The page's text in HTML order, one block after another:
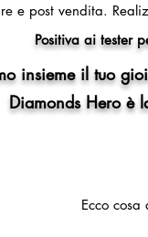
e post vendita.
Positiva ai tester
insieme il tuo
Diamonds Hero è
Ecco